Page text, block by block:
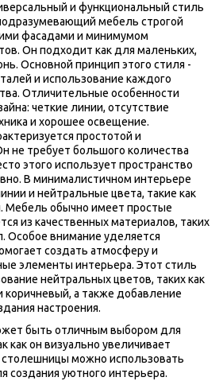
и функциональный стиль
мебель строгой
фасадами и минимумом
Он подходит как для маленьких,
Основной принцип этого стиля -
и использование каждого
Отличительные особенности
четкие линии, отсутствие
и хорошее освещение.
простотой и
не требует большого количества
этого использует пространство
В минималистичном интерьере
и нейтральные цвета, такие как
Мебель обычно имеет простые
из качественных материалов, таких
Особое внимание уделяется
создать атмосферу и
элементы интерьера. Этот стиль
нейтральных цветов, таких как
коричневый, а также добавление
настроения.
быть отличным выбором для
как он визуально увеличивает
столешницы можно использовать
создания уютного интерьера.